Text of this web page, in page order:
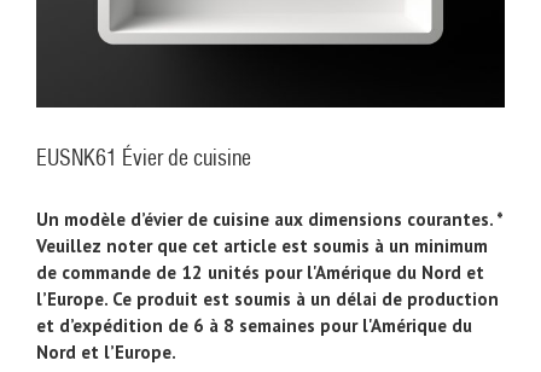
EUSNK61 Évier de cuisine
Un modèle d’évier de cuisine aux dimensions courantes. *
Veuillez noter que cet article est soumis à un minimum
de commande de 12 unités pour l'Amérique du Nord et
l’Europe. Ce produit est soumis à un délai de production
et d’expédition de 6 à 8 semaines pour l'Amérique du
Nord et l’Europe.